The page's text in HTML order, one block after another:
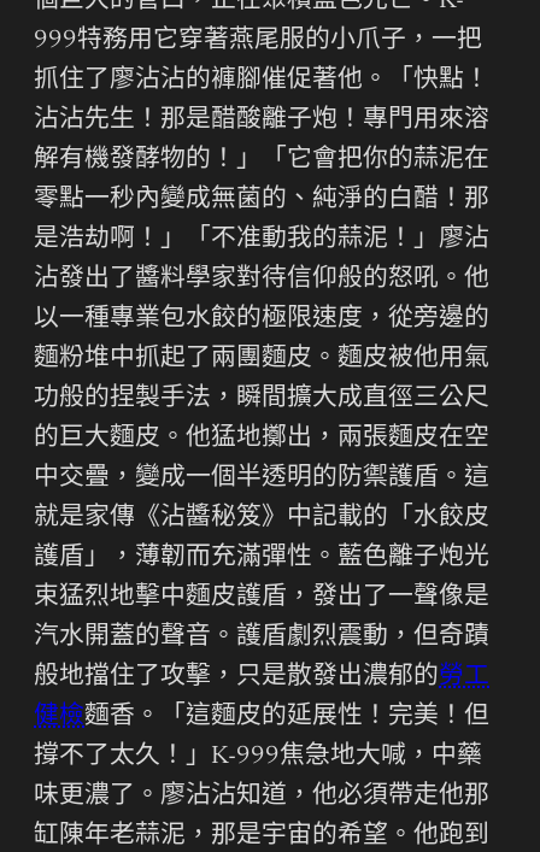
999特務用它穿著燕尾服的小爪子，一把
抓住了廖沾沾的褲腳催促著他。「快點！
沾沾先生！那是醋酸離子炮！專門用來溶
解有機發酵物的！」「它會把你的蒜泥在
零點一秒內變成無菌的、純淨的白醋！那
是浩劫啊！」「不准動我的蒜泥！」廖沾
沾發出了醬料學家對待信仰般的怒吼。他
以一種專業包水餃的極限速度，從旁邊的
麵粉堆中抓起了兩團麵皮。麵皮被他用氣
功般的捏製手法，瞬間擴大成直徑三公尺
的巨大麵皮。他猛地擲出，兩張麵皮在空
中交疊，變成一個半透明的防禦護盾。這
就是家傳《沾醬秘笈》中記載的「水餃皮
護盾」，薄韌而充滿彈性。藍色離子炮光
束猛烈地擊中麵皮護盾，發出了一聲像是
汽水開蓋的聲音。護盾劇烈震動，但奇蹟
般地擋住了攻擊，只是散發出濃郁的勞工
健檢麵香。「這麵皮的延展性！完美！但
撐不了太久！」K-999焦急地大喊，中藥
味更濃了。廖沾沾知道，他必須帶走他那
缸陳年老蒜泥，那是宇宙的希望。他跑到